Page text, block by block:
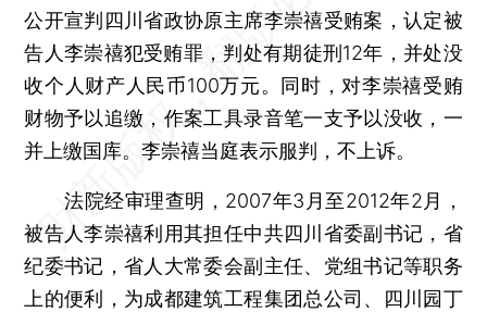
公开宣判四川省政协原主席李崇禧受贿案，认定被
告人李崇禧犯受贿罪，判处有期徒刑12年，并处没
收个人财产人民币100万元。同时，对李崇禧受贿
财物予以追缴，作案工具录音笔一支予以没收，一
并上缴国库。李崇禧当庭表示服判，不上诉。
法院经审理查明，2007年3月至2012年2月，
被告人李崇禧利用其担任中共四川省委副书记，省
纪委书记，省人大常委会副主任、党组书记等职务
上的便利，为成都建筑工程集团总公司、四川园丁